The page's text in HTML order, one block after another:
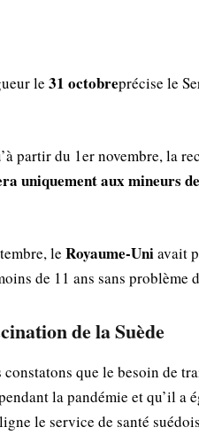
le 31 octobreprécise le
partir du 1er novembre, la
uniquement aux mineurs
le Royaume-Uniavait
de 11 ans sans problème
de la Suède
constatons que le besoin de
la pandémie et qu’il a
le service de santé